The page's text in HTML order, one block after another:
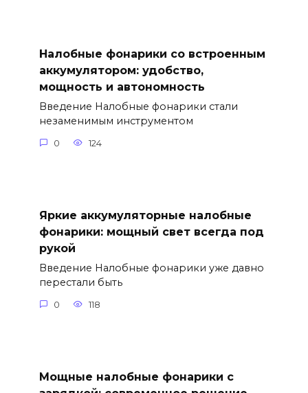
Налобные фонарики со встроенным
аккумулятором: удобство,
мощность и автономность
Введение Налобные фонарики стали
незаменимым инструментом
0 124
Яркие аккумуляторные налобные
фонарики: мощный свет всегда под
рукой
Введение Налобные фонарики уже давно
перестали быть
0 118
Мощные налобные фонарики с